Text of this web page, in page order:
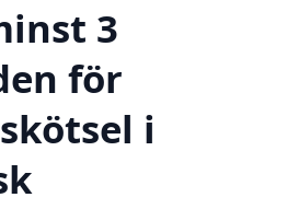
3
för
i